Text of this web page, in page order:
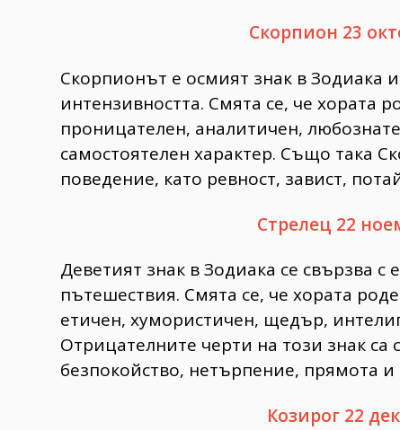
Скорпион 23
Скорпионът е осмият знак в Зодиака и
интензивността. Смята се, че хората
проницателен, аналитичен,
самостоятелен характер. Също така
поведение, като ревност, завист,
Стрелец 22
Деветият знак в Зодиака се свързва
пътешествия. Смята се, че хората
етичен, хумористичен, щедър,
Отрицателните черти на този знак са
безпокойство, нетърпение, прямота и
Козирог 22